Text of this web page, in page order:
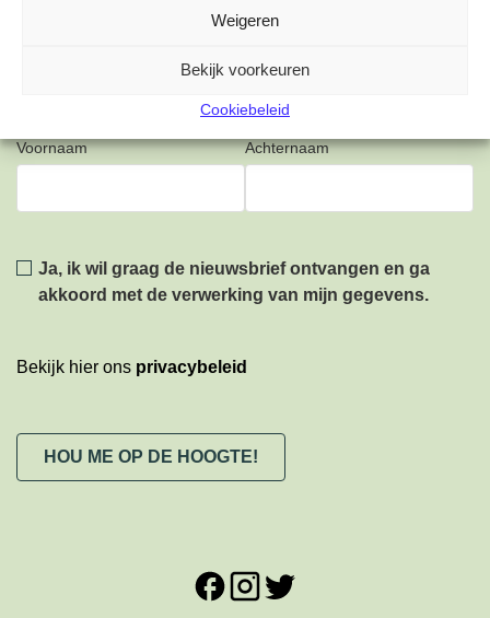
Weigeren
Bekijk voorkeuren
Cookiebeleid
Voornaam Achternaam
Privacy
Ja, ik wil graag de nieuwsbrief ontvangen en ga
akkoord met de verwerking van mijn gegevens.
Bekijk hier ons privacybeleid